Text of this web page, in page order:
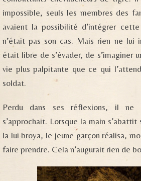
impossible, seuls les membres des
avaient la possibilité d’intégrer
n’était pas son cas. Mais rien ne lui
était libre de s’évader, de s’imaginer
vie plus palpitante que ce qui
soldat.
Perdu dans ses réflexions, il ne
s’approchait. Lorsque la main
la lui broya, le jeune garçon réalisa,
faire prendre. Cela n’augurait rien de